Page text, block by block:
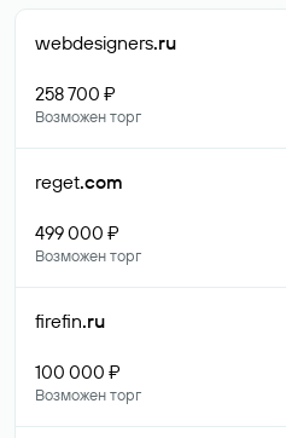
webdesigners.ru
258 700 ₽
Возможен торг
reget.com
499 000 ₽
Возможен торг
firefin.ru
100 000 ₽
Возможен торг